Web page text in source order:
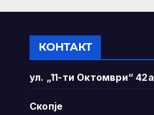
КОНТАКТ
ул. „11-ти Октомври“ 42а
Скопје